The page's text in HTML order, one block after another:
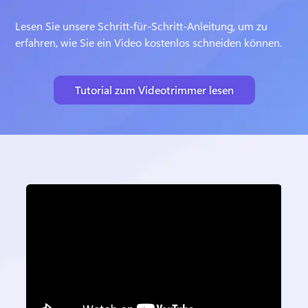
Lesen Sie unsere Schritt-für-Schritt-Anleitung, um zu
erfahren, wie Sie ein Video kostenlos schneiden können.
Tutorial zum Videotrimmer lesen